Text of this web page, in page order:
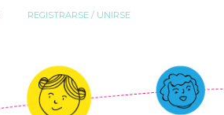
REGISTRARSE / UNIRSE